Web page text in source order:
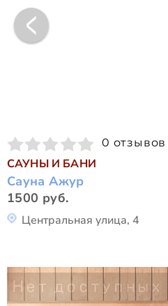
0 отзывов
САУНЫ И БАНИ
Сауна Ажур
1500 руб.
Центральная улица, 4